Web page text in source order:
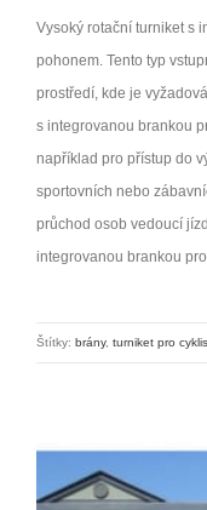
Vysoký rotační turniket s
pohonem. Tento typ
prostředí, kde je
s integrovanou brankou
například pro přístup do
sportovních nebo
průchod osob vedoucí
integrovanou brankou pro
Štítky: brány, turniket pro